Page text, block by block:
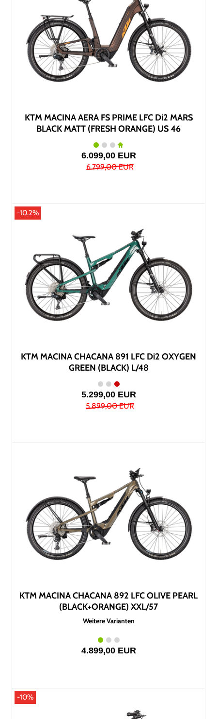
KTM MACINA AERA FS PRIME LFC Di2 MARS
BLACK MATT (FRESH ORANGE) US 46
6.099,00 EUR
6.799,00 EUR
-10.2%
KTM MACINA CHACANA 891 LFC Di2 OXYGEN
GREEN (BLACK) L/48
5.299,00 EUR
5.899,00 EUR
KTM MACINA CHACANA 892 LFC OLIVE PEARL
(BLACK+ORANGE) XXL/57
Weitere Varianten
4.899,00 EUR
-10%